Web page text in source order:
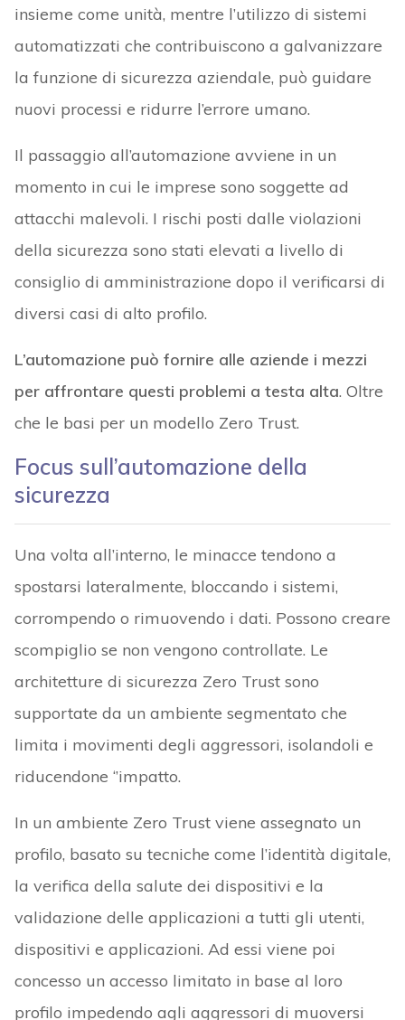
insieme come unità, mentre l’utilizzo di sistemi
automatizzati che contribuiscono a galvanizzare
la funzione di sicurezza aziendale, può guidare
nuovi processi e ridurre l’errore umano.
Il passaggio all’automazione avviene in un
momento in cui le imprese sono soggette ad
attacchi malevoli. I rischi posti dalle violazioni
della sicurezza sono stati elevati a livello di
consiglio di amministrazione dopo il verificarsi di
diversi casi di alto profilo.
L’automazione può fornire alle aziende i mezzi
per affrontare questi problemi a testa alta. Oltre
che le basi per un modello Zero Trust.
Focus sull’automazione della
sicurezza
Una volta all’interno, le minacce tendono a
spostarsi lateralmente, bloccando i sistemi,
corrompendo o rimuovendo i dati. Possono creare
scompiglio se non vengono controllate. Le
architetture di sicurezza Zero Trust sono
supportate da un ambiente segmentato che
limita i movimenti degli aggressori, isolandoli e
riducendone ‘’impatto.
In un ambiente Zero Trust viene assegnato un
profilo, basato su tecniche come l’identità digitale,
la verifica della salute dei dispositivi e la
validazione delle applicazioni a tutti gli utenti,
dispositivi e applicazioni. Ad essi viene poi
concesso un accesso limitato in base al loro
profilo impedendo agli aggressori di muoversi